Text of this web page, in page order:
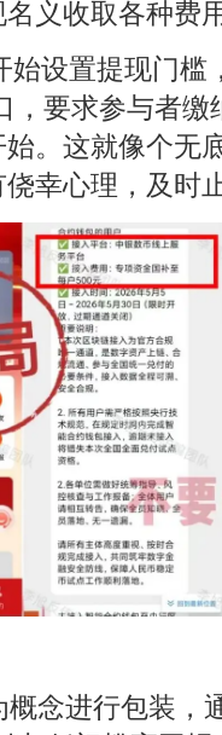
义收取各种费
始设置提现门槛
，要求参与者缴
。这就像个无
幸心理，及时
概念进行包装，